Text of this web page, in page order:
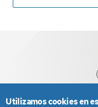
Utilizamos cookies en